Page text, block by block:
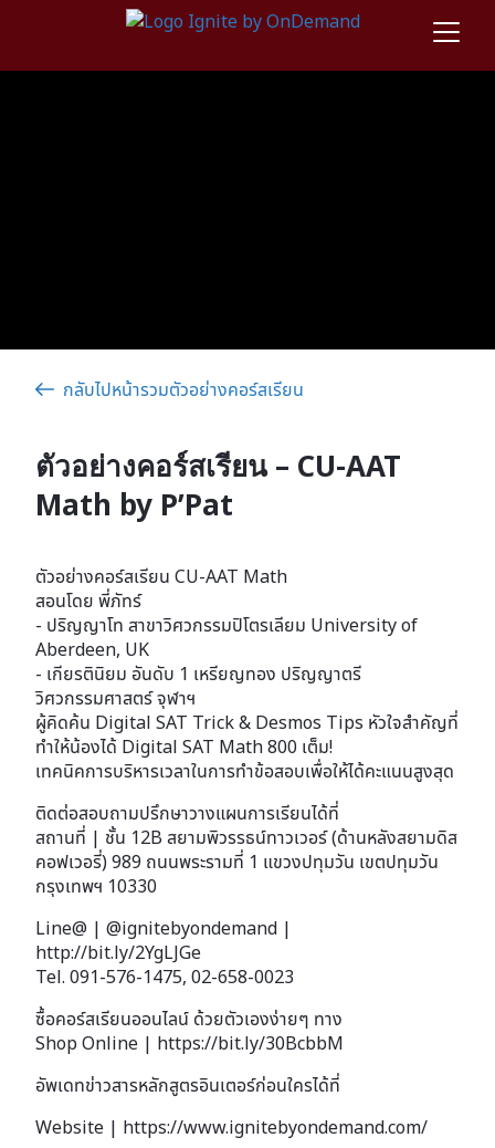
กลับไปหน้ารวมตัวอย่างคอร์สเรียน
ตัวอย่างคอร์สเรียน – CU-AAT
Math by P’Pat
ตัวอย่างคอร์สเรียน CU-AAT Math
สอนโดย พี่ภัทร์
- ปริญญาโท สาขาวิศวกรรมปิโตรเลียม University of
Aberdeen, UK
- เกียรตินิยม อันดับ 1 เหรียญทอง ปริญญาตรี
วิศวกรรมศาสตร์ จุฬาฯ
ผู้คิดค้น Digital SAT Trick & Desmos Tips หัวใจสำคัญที่
ทำให้น้องได้ Digital SAT Math 800 เต็ม!
เทคนิคการบริหารเวลาในการทำข้อสอบเพื่อให้ได้คะแนนสูงสุด
ติดต่อสอบถามปรึกษาวางแผนการเรียนได้ที่
สถานที่ | ชั้น 12B สยามพิวรรธน์ทาวเวอร์ (ด้านหลังสยามดิส
คอฟเวอรี่) 989 ถนนพระรามที่ 1 แขวงปทุมวัน เขตปทุมวัน
กรุงเทพฯ 10330
Line@ | @ignitebyondemand |
http://bit.ly/2YgLJGe
Tel. 091-576-1475, 02-658-0023
ซื้อคอร์สเรียนออนไลน์ ด้วยตัวเองง่ายๆ ทาง
Shop Online | https://bit.ly/30BcbbM
อัพเดทข่าวสารหลักสูตรอินเตอร์ก่อนใครได้ที่
Website | https://www.ignitebyondemand.com/